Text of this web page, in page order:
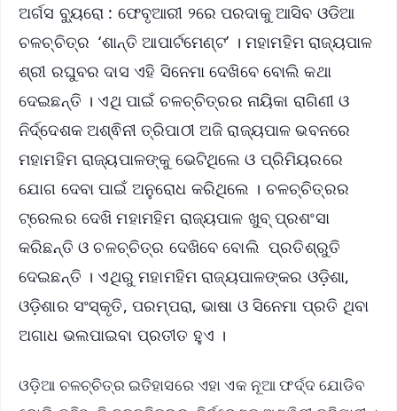
ଅର୍ଗସ ବ୍ୟୁରୋ : ଫେବୃଆରୀ ୨ରେ ପରଦାକୁ ଆସିବ ଓଡିଆ
ଚଳଚ୍ଚିତ୍ର ‘ଶାନ୍ତି ଆପାର୍ଟମେଣ୍ଟ’ । ମହାମହିମ ରାଜ୍ୟପାଳ
ଶ୍ରୀ ରଘୁବର ଦାସ ଏହି ସିନେମା ଦେଖିବେ ବୋଲି କଥା
ଦେଇଛନ୍ତି । ଏଥି ପାଇଁ ଚଳଚ୍ଚିତ୍ରର ନାୟିକା ରାଗିଣୀ ଓ
ନିର୍ଦ୍ଦେଶକ ଅଶ୍ଵିନୀ ତ୍ରିପାଠୀ ଅଜି ରାଜ୍ୟପାଳ ଭବନରେ
ମହାମହିମ ରାଜ୍ୟପାଳଙ୍କୁ ଭେଟିଥିଲେ ଓ ପ୍ରିମିୟରରେ
ଯୋଗ ଦେବା ପାଇଁ ଅନୁରୋଧ କରିଥିଲେ । ଚଳଚ୍ଚିତ୍ରର
ଟ୍ରେଲର ଦେଖି ମହାମହିମ ରାଜ୍ୟପାଳ ଖୁବ୍ ପ୍ରଶଂସା
କରିଛନ୍ତି ଓ ଚଳଚ୍ଚିତ୍ର ଦେଖିବେ ବୋଲି ପ୍ରତିଶ୍ରୁତି
ଦେଇଛନ୍ତି । ଏଥିରୁ ମହାମହିମ ରାଜ୍ୟପାଳଙ୍କର ଓଡ଼ିଶା,
ଓଡ଼ିଶାର ସଂସ୍କୃତି, ପରମ୍ପରା, ଭାଷା ଓ ସିନେମା ପ୍ରତି ଥିବା
ଅଗାଧ ଭଲପାଇବା ପ୍ରତୀତ ହୁଏ ।
ଓଡ଼ିଆ ଚଳଚ୍ଚିତ୍ର ଇତିହାସରେ ଏହା ଏକ ନୂଆ ଫର୍ଦ୍ଦ ଯୋଡିବ